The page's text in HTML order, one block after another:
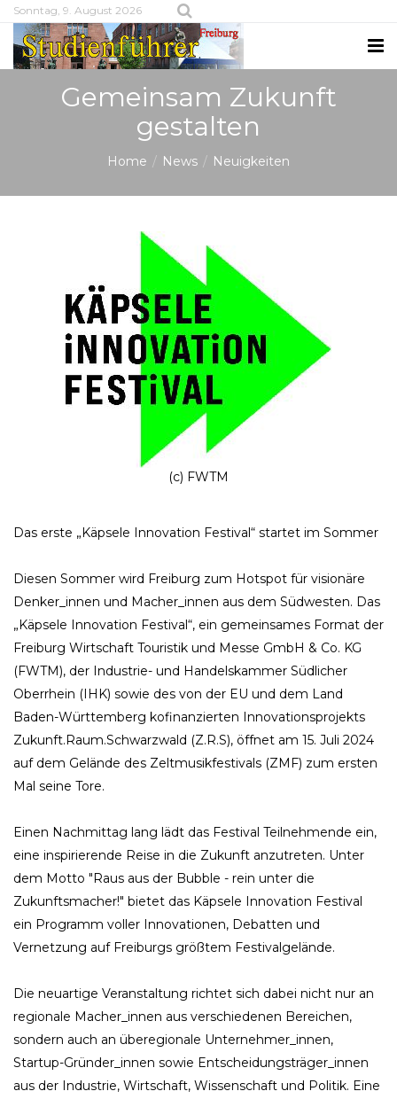
Sonntag, 9. August 2026
Gemeinsam Zukunft
gestalten
Home News Neuigkeiten
(c) FWTM
Das erste „Käpsele Innovation Festival“ startet im Sommer
Diesen Sommer wird Freiburg zum Hotspot für visionäre
Denker_innen und Macher_innen aus dem Südwesten. Das
„Käpsele Innovation Festival“, ein gemeinsames Format der
Freiburg Wirtschaft Touristik und Messe GmbH & Co. KG
(FWTM), der Industrie- und Handelskammer Südlicher
Oberrhein (IHK) sowie des von der EU und dem Land
Baden-Württemberg kofinanzierten Innovationsprojekts
Zukunft.Raum.Schwarzwald (Z.R.S), öffnet am 15. Juli 2024
auf dem Gelände des Zeltmusikfestivals (ZMF) zum ersten
Mal seine Tore.
Einen Nachmittag lang lädt das Festival Teilnehmende ein,
eine inspirierende Reise in die Zukunft anzutreten. Unter
dem Motto "Raus aus der Bubble - rein unter die
Zukunftsmacher!" bietet das Käpsele Innovation Festival
ein Programm voller Innovationen, Debatten und
Vernetzung auf Freiburgs größtem Festivalgelände.
Die neuartige Veranstaltung richtet sich dabei nicht nur an
regionale Macher_innen aus verschiedenen Bereichen,
sondern auch an überegionale Unternehmer_innen,
Startup-Gründer_innen sowie Entscheidungsträger_innen
aus der Industrie, Wirtschaft, Wissenschaft und Politik. Eine